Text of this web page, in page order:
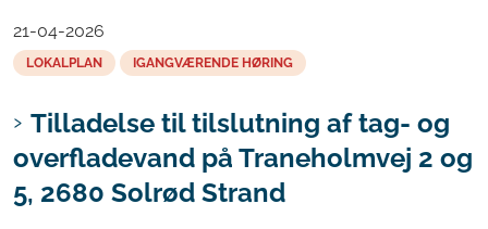
21-04-2026
LOKALPLAN IGANGVÆRENDE HØRING
Tilladelse til tilslutning af tag- og
overfladevand på Traneholmvej 2 og
5, 2680 Solrød Strand